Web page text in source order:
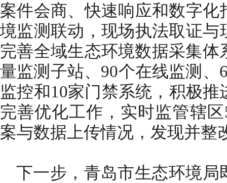
案件会商、快速响应和数字
境监测联动，现场执法取证
完善全域生态环境数据采集体
量监测子站、90个在线监测、
监控和10家门禁系统，积极
完善优化工作，实时监管辖
案与数据上传情况，发现并整
下一步，青岛市生态环境